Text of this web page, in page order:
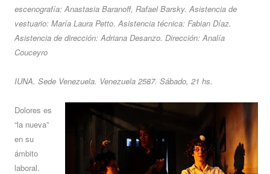
escenografía: Anastasia Baranoff, Rafael Barsky. Asistencia de
vestuario: María Laura Petto. Asistencia técnica: Fabian Díaz.
Asistencia de dirección: Adriana Desanzo. Dirección: Analía
Couceyro
IUNA. Sede Venezuela. Venezuela 2587. Sábado, 21 hs.
Dolores es
“la nueva”
en su
ámbito
laboral.